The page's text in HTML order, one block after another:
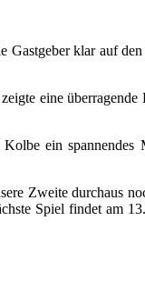
klar auf
eine
ein spannendes
Zweite durchaus
Spiel findet am